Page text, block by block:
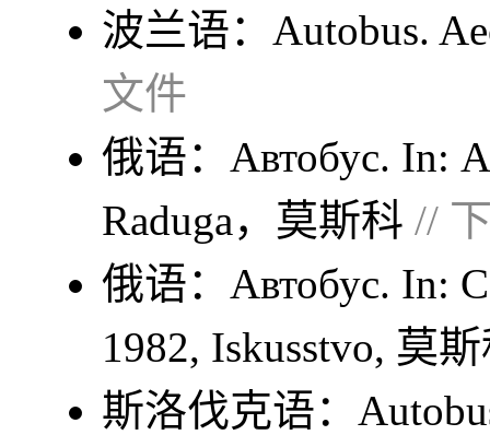
波兰语： Autobus.
文件
俄语： Автобус. In:
Raduga，莫斯科 //
俄语： Автобус. In:
1982, Iskusstvo, 莫
斯洛伐克语：